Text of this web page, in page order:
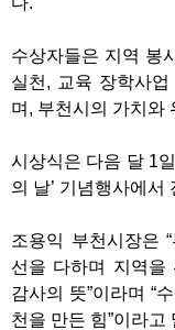
수상자들은 지역 봉
실천, 교육 장학사
며, 부천시의 가치와
시상식은 다음 달 1
의 날’ 기념행사에서
조용익 부천시장은
선을 다하며 지역을
감사의 뜻”이라며 “
천을 만든 힘”이라고